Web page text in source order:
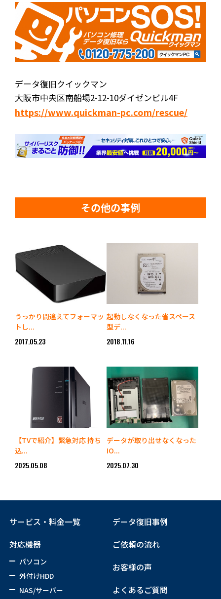
データ復旧クイックマン
大阪市中央区南船場2-12-10ダイゼンビル4F
https://www.quickman-pc.com/rescue/
その他の事例
うっかり間違えてフォーマッ
トし...
2017.05.23
起動しなくなった省スペース
型デ...
2018.11.16
【TVで紹介】緊急対応 持ち
込...
2025.05.08
データが取り出せなくなった
IO...
2025.07.30
サービス・料金一覧
対応機器
パソコン
外付けHDD
NAS/サーバー
データ復旧事例
ご依頼の流れ
お客様の声
よくあるご質問